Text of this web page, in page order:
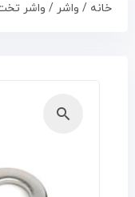
خانه / واشر / واشر